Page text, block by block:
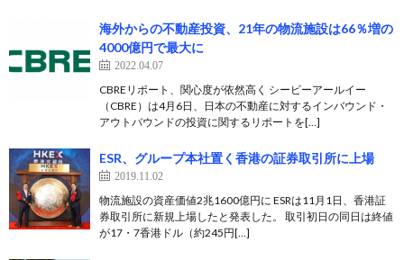
海外からの不動産投資、21年の物流施設は66％増の
4000億円で最大に
2022.04.07
CBREリポート、関心度が依然高く シービーアールイー
（CBRE）は4月6日、日本の不動産に対するインバウンド・
アウトバウンドの投資に関するリポートを[…]
ESR、グループ本社置く香港の証券取引所に上場
2019.11.02
物流施設の資産価値2兆1600億円に ESRは11月1日、香港証
券取引所に新規上場したと発表した。 取引初日の同日は終値
が17・7香港ドル（約245円[…]